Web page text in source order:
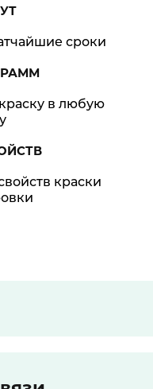
сроки
в любую
краски